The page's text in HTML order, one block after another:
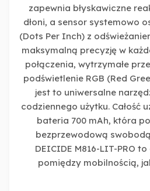
zapewnia błyskawiczne
dłoni, a sensor systemowo
(Dots Per Inch) z
maksymalną precyzję w
połączenia, wytrzymałe
podświetlenie RGB (Red
jest to uniwersalne
codziennego użytku. Całość
bateria 700 mAh, która
bezprzewodową
DEICIDE M816-LIT-PRO
pomiędzy mobilnością,